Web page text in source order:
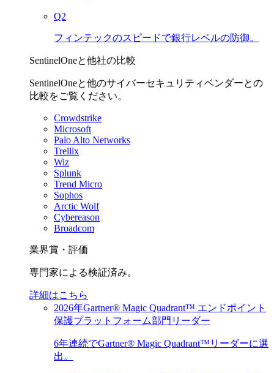
Q2
フィンテックのスピードで銀行レベルの防御。
SentinelOneと他社の比較
SentinelOneと他のサイバーセキュリティベンダーとの
比較をご覧ください。
Crowdstrike
Microsoft
Palo Alto Networks
Trellix
Wiz
Splunk
Trend Micro
Sophos
Arctic Wolf
Cybereason
Broadcom
業界賞・評価
専門家による検証済み。
詳細はこちら
2026年Gartner® Magic Quadrant™ エンドポイント
保護プラットフォーム部門リーダー
6年連続でGartner® Magic Quadrant™リーダーに選
出。